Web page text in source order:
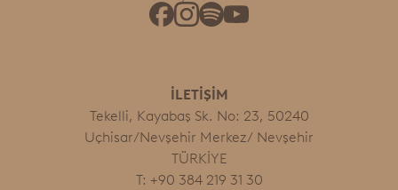
İLETİŞİM
Tekelli, Kayabaş Sk. No: 23, 50240
Uçhisar/Nevşehir Merkez/ Nevşehir
TÜRKİYE
T: +90 384 219 31 30